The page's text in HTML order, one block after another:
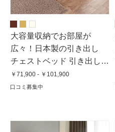
大容量収納でお部屋が
広々！日本製の引き出し
チェストベッド 引き出し収
納タイプ 照明・収納棚付き
（フレームのみ）
￥71,900 - ￥101,900
口コミ募集中